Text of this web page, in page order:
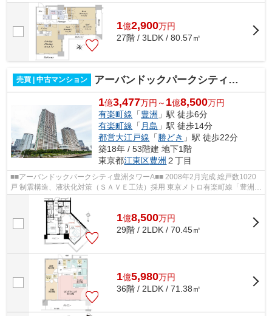
分 東京臨海高速鉄道「東雲」駅徒歩1...
1億2,900万円
27階 / 3LDK / 80.57㎡
売買 | 中古マンション アーバンドックパークシティ豊洲タワーA
1億3,477万円～ 1億8,500万円
有楽町線 「豊洲 」駅 徒歩6分
有楽町線 「 月島 」駅 徒歩14分
都営大江戸線 「勝どき 」駅 徒歩22分
築18年 / 53階建 地下1階
東京都江東区豊洲 ２丁目
■■アーバンドックパークシティ豊洲タワーA■■ 2008年2月完成 総戸数1020
戸 制震構造、液状化対策（ＳＡＶＥ工法）採用 東京メトロ有楽町線「豊洲」
駅徒歩6分 ゆりかもめ「豊洲」駅徒...
1億8,500万円
29階 / 2LDK / 70.45㎡
1億5,980万円
36階 / 2LDK / 71.38㎡